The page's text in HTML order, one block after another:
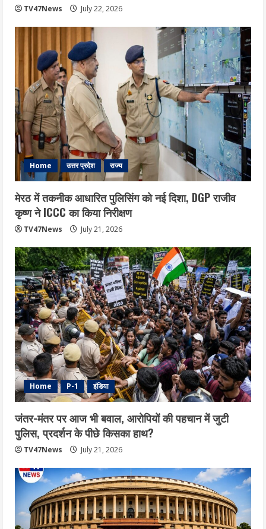
TV47News July 22, 2026
Home उत्तर प्रदेश राज्य
मेरठ में तकनीक आधारित पुलिसिंग को नई दिशा, DGP राजीव
कृष्ण ने ICCC का किया निरीक्षण
TV47News July 21, 2026
Home P-1 इंडिया
जंतर-मंतर पर आज भी बवाल, आरोपियों की पहचान में जुटी
पुलिस, प्रदर्शन के पीछे किसका हाथ?
TV47News July 21, 2026